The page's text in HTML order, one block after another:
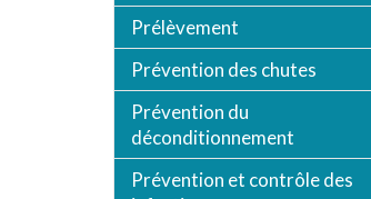
Prélèvement
Prévention des chutes
Prévention du
déconditionnement
Prévention et contrôle des